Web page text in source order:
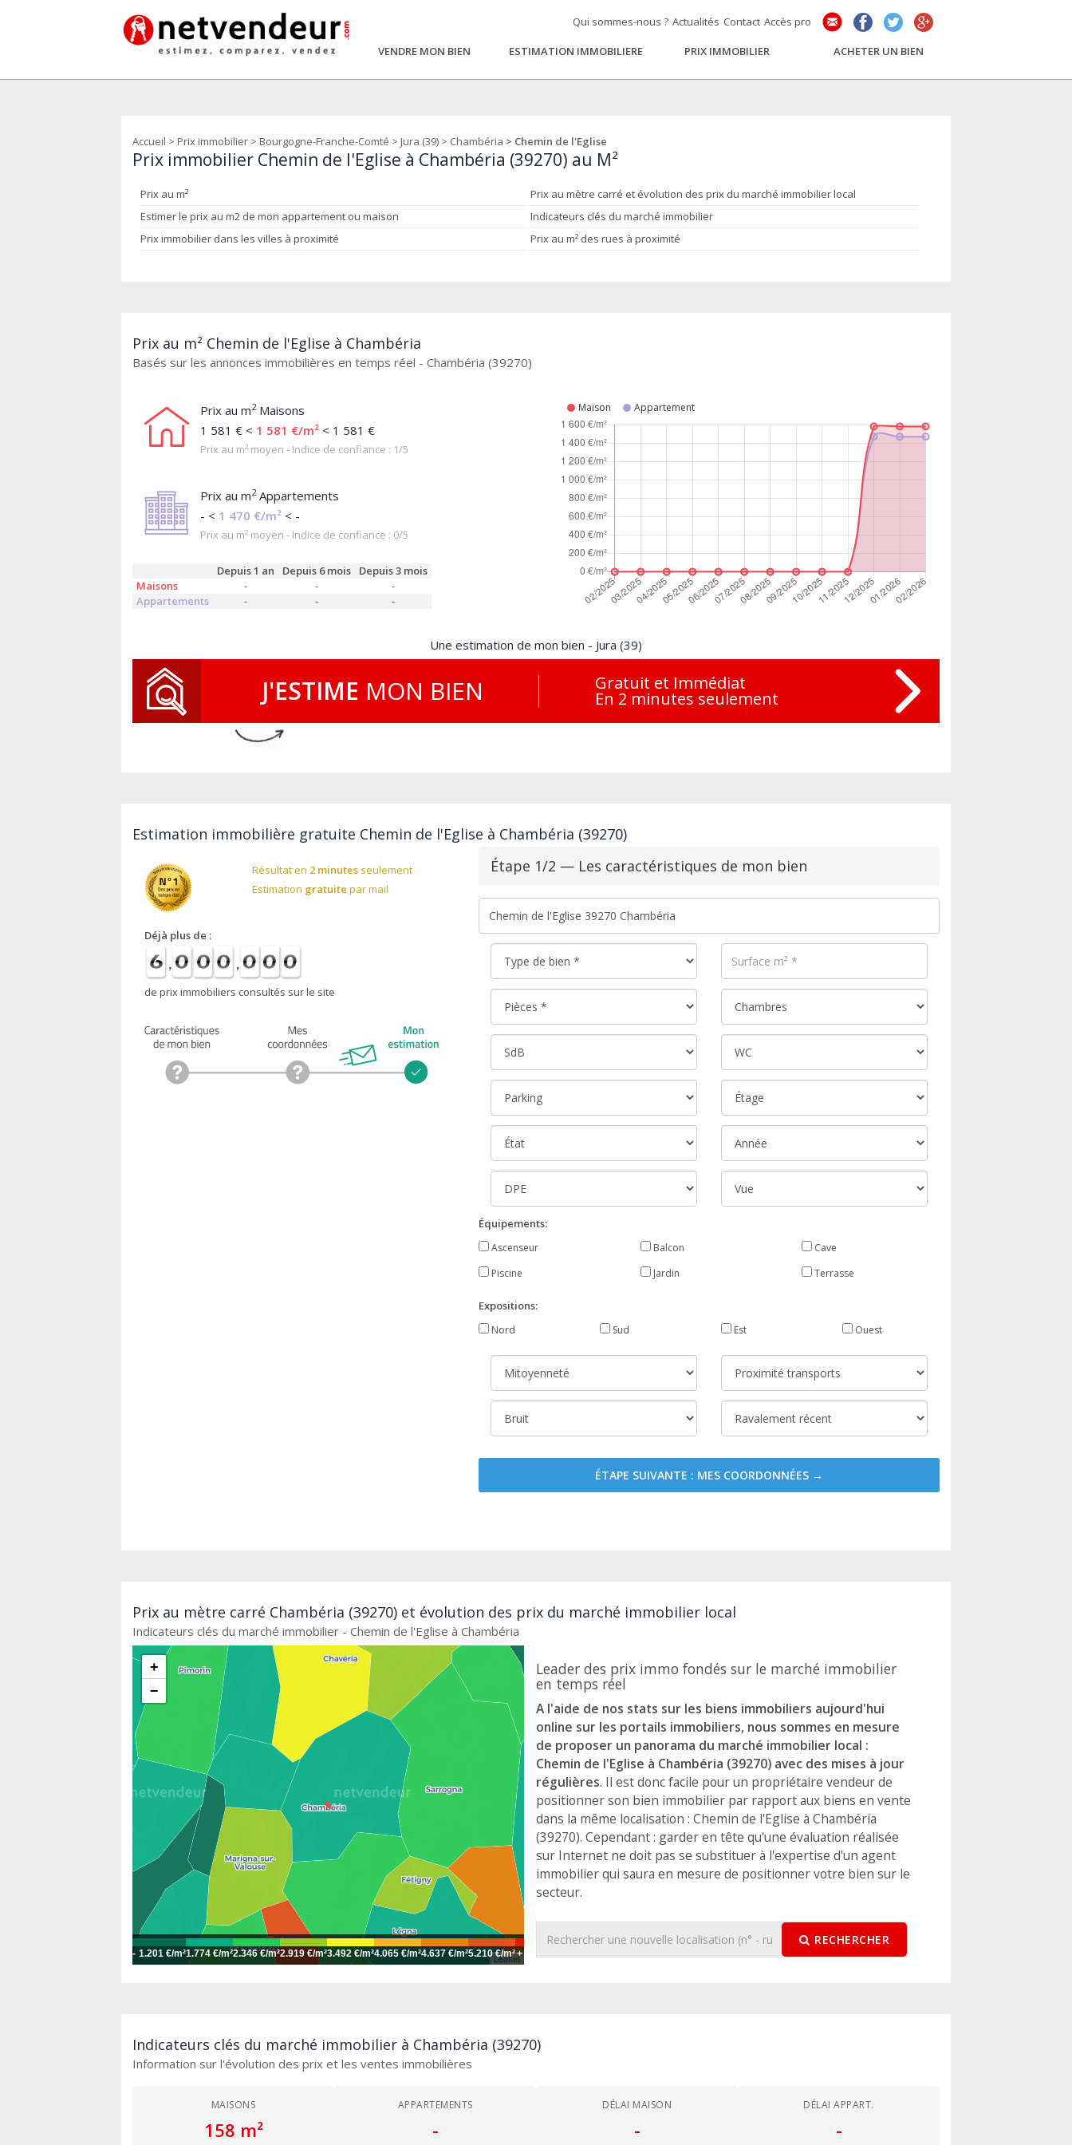
Qui sommes-nous ? Actualités Contact Accès pro
VENDRE MON BIEN ESTIMATION IMMOBILIERE PRIX IMMOBILIER ACHETER UN BIEN
Accueil > Prix immobilier > Bourgogne-Franche-Comté > Jura (39) > Chambéria > Chemin de l'Eglise
Prix immobilier Chemin de l'Eglise à Chambéria (39270) au M²
Prix au m²
Prix au mètre carré et évolution des prix du marché immobilier local
Estimer le prix au m2 de mon appartement ou maison
Indicateurs clés du marché immobilier
Prix immobilier dans les villes à proximité
Prix au m² des rues à proximité
Prix au m² Chemin de l'Eglise à Chambéria
Basés sur les annonces immobilières en temps réel - Chambéria (39270)
Prix au m2Maisons
1 581 € < 1 581 €/m² < 1 581 €
Prix au m² moyen - Indice de confiance : 1/5
Prix au m2Appartements
- < 1 470 €/m² < -
Prix au m² moyen - Indice de confiance : 0/5
Depuis 1 an Depuis 6 mois
Depuis 3 mois
Maisons
- -
-
Appartements
- - -
Maison Appartement
Une estimation de mon bien - Jura (39)
J'ESTIME MON BIEN Gratuit et Immédiat
En 2 minutes seulement
Estimation immobilière gratuite Chemin de l'Eglise à Chambéria (39270)
Résultat en 2 minutesseulement
Estimation gratuite par mail
Déjà plus de :
de prix immobiliers consultés sur le site
Étape 1/2 — Les caractéristiques de mon bien
Équipements:
Ascenseur Balcon
Cave
Piscine
Jardin Terrasse
Expositions:
Nord Sud Est Ouest
ÉTAPE SUIVANTE : MES COORDONNÉES →
Prix au mètre carré Chambéria (39270) et évolution des prix du marché immobilier local
Indicateurs clés du marché immobilier - Chemin de l'Eglise à Chambéria
+
−
Leaflet
- 1.201 €/m²1.774 €/m²2.346 €/m²2.919 €/m²3.492 €/m²4.065 €/m²4.637 €/m²5.210 €/m²+
Leader des prix immo fondés sur le marché immobilier
en temps réel
A l'aide de nos stats sur les biens immobiliers aujourd'hui
online sur les portails immobiliers, nous sommes en mesure
de proposer un panorama du marché immobilier local :
Chemin de l'Eglise à Chambéria (39270) avec des mises à jour
régulières. Il est donc facile pour un propriétaire vendeur de
positionner son bien immobilier par rapport aux biens en vente
dans la même localisation : Chemin de l'Eglise à Chambéria
(39270). Cependant : garder en tête qu'une évaluation réalisée
sur Internet ne doit pas se substituer à l'expertise d'un agent
immobilier qui saura en mesure de positionner votre bien sur le
secteur.
RECHERCHER
Indicateurs clés du marché immobilier à Chambéria (39270)
Information sur l'évolution des prix et les ventes immobilières
MAISONS
158 m²
APPARTEMENTS
-
DÉLAI MAISON
-
DÉLAI APPART.
-